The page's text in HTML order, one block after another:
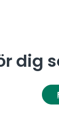
dig